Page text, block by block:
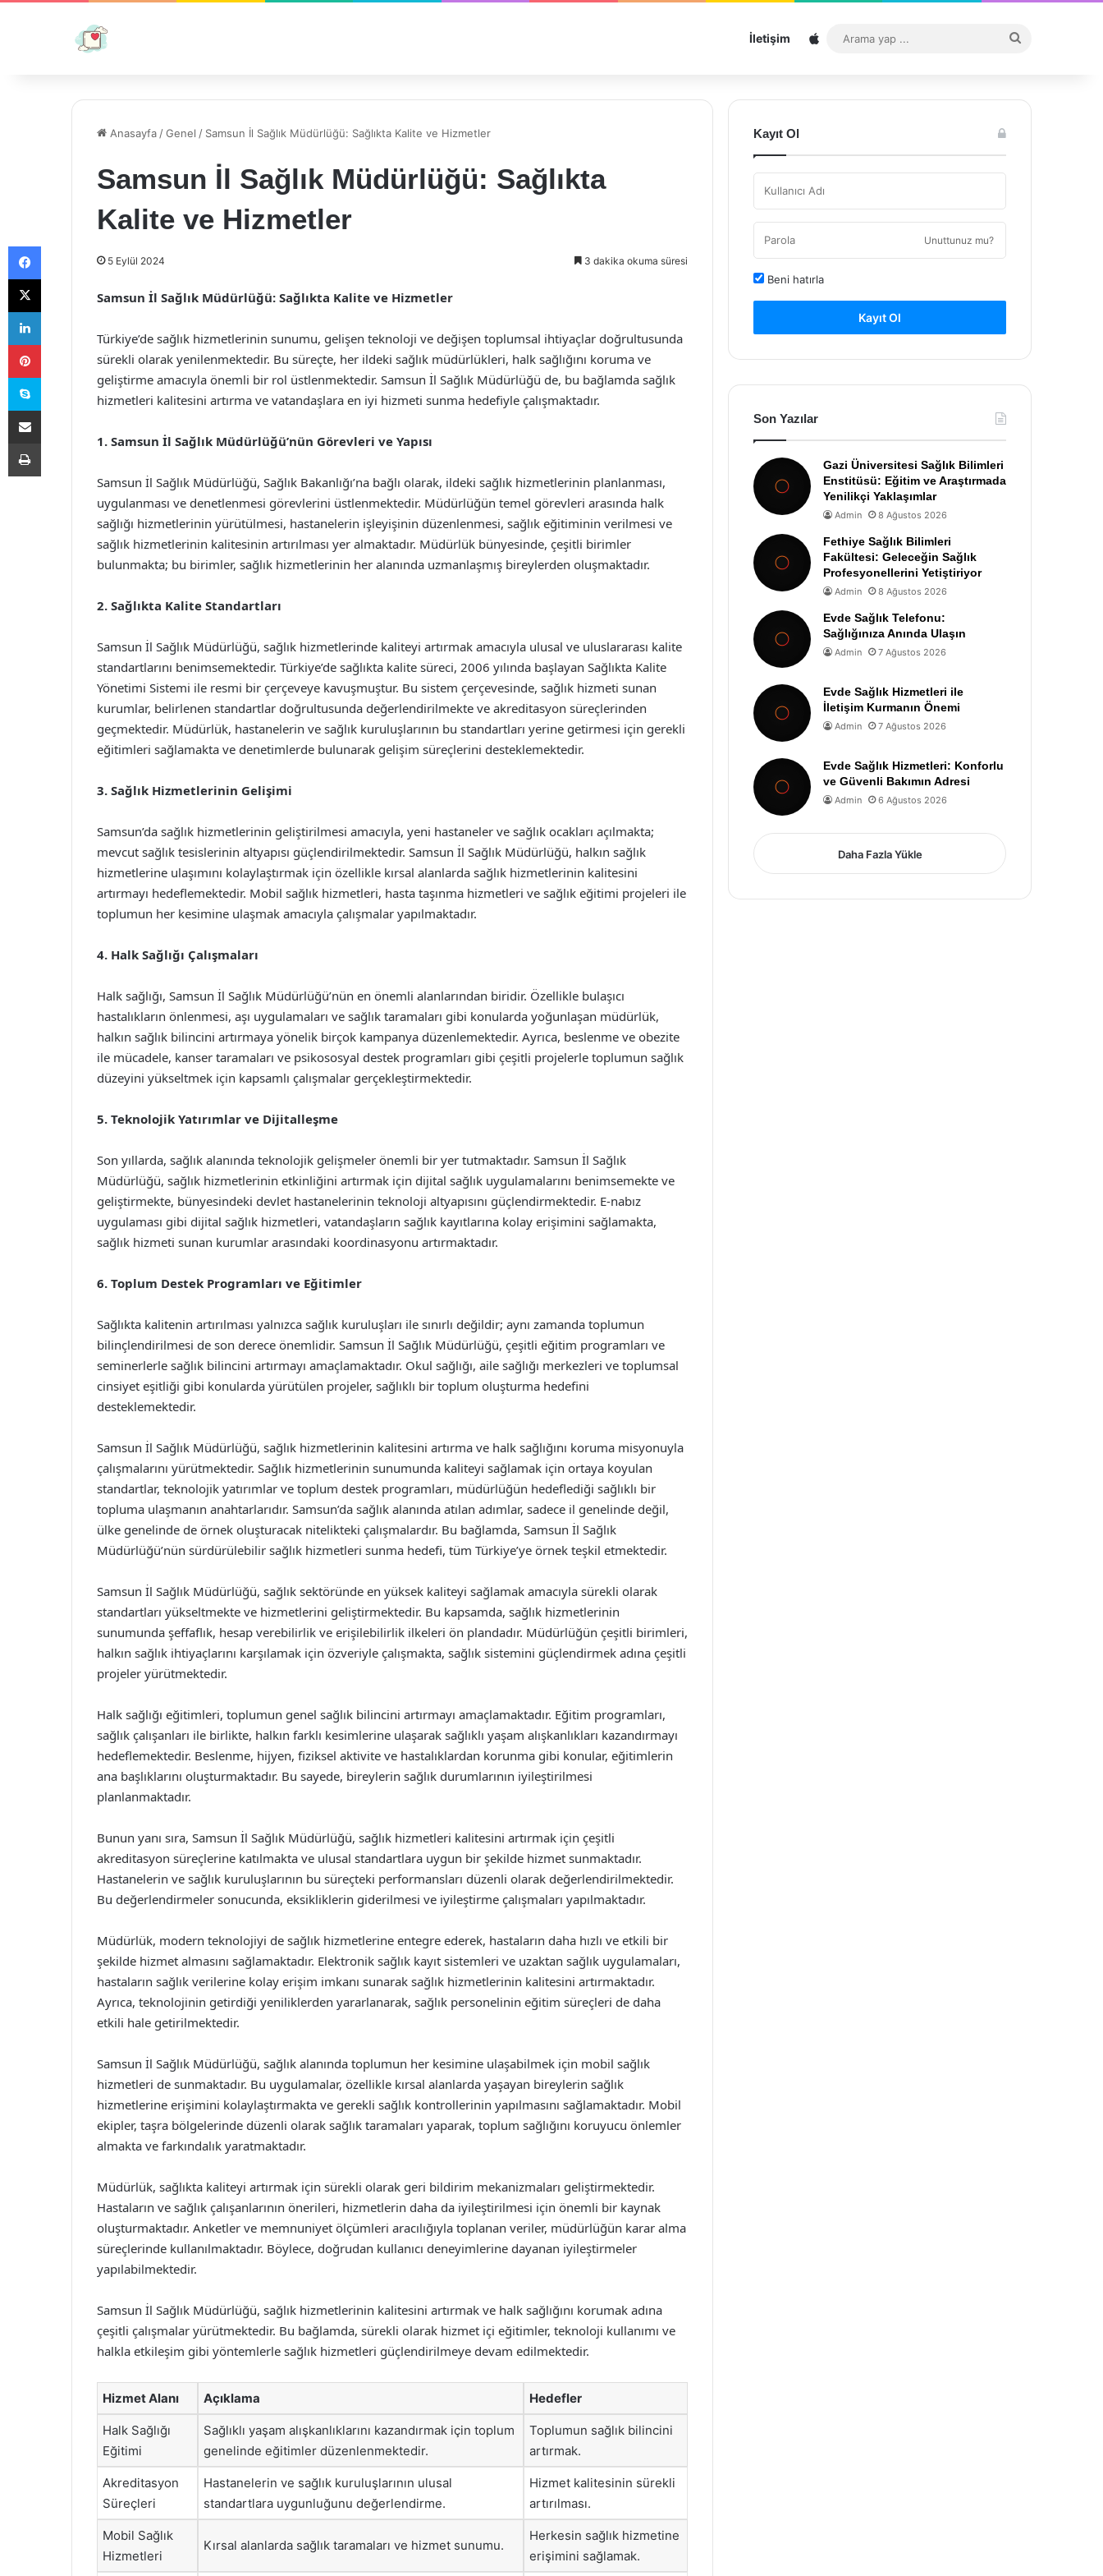
İletişim Sitemap
...
Anasayfa /Genel / Samsun İl Sağlık Müdürlüğü: Sağlıkta Kalite ve Hizmetler
Samsun İl Sağlık Müdürlüğü: Sağlıkta
Kalite ve Hizmetler
5 Eylül 2024 3 dakika okuma süresi
Samsun İl Sağlık Müdürlüğü: Sağlıkta Kalite ve Hizmetler
Türkiye’de sağlık hizmetlerinin sunumu, gelişen teknoloji ve değişen toplumsal ihtiyaçlar doğrultusunda
sürekli olarak yenilenmektedir. Bu süreçte, her ildeki sağlık müdürlükleri, halk sağlığını koruma ve
geliştirme amacıyla önemli bir rol üstlenmektedir. Samsun İl Sağlık Müdürlüğü de, bu bağlamda sağlık
hizmetleri kalitesini artırma ve vatandaşlara en iyi hizmeti sunma hedefiyle çalışmaktadır.
1. Samsun İl Sağlık Müdürlüğü’nün Görevleri ve Yapısı
Samsun İl Sağlık Müdürlüğü, Sağlık Bakanlığı’na bağlı olarak, ildeki sağlık hizmetlerinin planlanması,
uygulanması ve denetlenmesi görevlerini üstlenmektedir. Müdürlüğün temel görevleri arasında halk
sağlığı hizmetlerinin yürütülmesi, hastanelerin işleyişinin düzenlenmesi, sağlık eğitiminin verilmesi ve
sağlık hizmetlerinin kalitesinin artırılması yer almaktadır. Müdürlük bünyesinde, çeşitli birimler
bulunmakta; bu birimler, sağlık hizmetlerinin her alanında uzmanlaşmış bireylerden oluşmaktadır.
2. Sağlıkta Kalite Standartları
Samsun İl Sağlık Müdürlüğü, sağlık hizmetlerinde kaliteyi artırmak amacıyla ulusal ve uluslararası kalite
standartlarını benimsemektedir. Türkiye’de sağlıkta kalite süreci, 2006 yılında başlayan Sağlıkta Kalite
Yönetimi Sistemi ile resmi bir çerçeveye kavuşmuştur. Bu sistem çerçevesinde, sağlık hizmeti sunan
kurumlar, belirlenen standartlar doğrultusunda değerlendirilmekte ve akreditasyon süreçlerinden
geçmektedir. Müdürlük, hastanelerin ve sağlık kuruluşlarının bu standartları yerine getirmesi için gerekli
eğitimleri sağlamakta ve denetimlerde bulunarak gelişim süreçlerini desteklemektedir.
3. Sağlık Hizmetlerinin Gelişimi
Samsun’da sağlık hizmetlerinin geliştirilmesi amacıyla, yeni hastaneler ve sağlık ocakları açılmakta;
mevcut sağlık tesislerinin altyapısı güçlendirilmektedir. Samsun İl Sağlık Müdürlüğü, halkın sağlık
hizmetlerine ulaşımını kolaylaştırmak için özellikle kırsal alanlarda sağlık hizmetlerinin kalitesini
artırmayı hedeflemektedir. Mobil sağlık hizmetleri, hasta taşınma hizmetleri ve sağlık eğitimi projeleri ile
toplumun her kesimine ulaşmak amacıyla çalışmalar yapılmaktadır.
4. Halk Sağlığı Çalışmaları
Halk sağlığı, Samsun İl Sağlık Müdürlüğü’nün en önemli alanlarından biridir. Özellikle bulaşıcı
hastalıkların önlenmesi, aşı uygulamaları ve sağlık taramaları gibi konularda yoğunlaşan müdürlük,
halkın sağlık bilincini artırmaya yönelik birçok kampanya düzenlemektedir. Ayrıca, beslenme ve obezite
ile mücadele, kanser taramaları ve psikososyal destek programları gibi çeşitli projelerle toplumun sağlık
düzeyini yükseltmek için kapsamlı çalışmalar gerçekleştirmektedir.
5. Teknolojik Yatırımlar ve Dijitalleşme
Son yıllarda, sağlık alanında teknolojik gelişmeler önemli bir yer tutmaktadır. Samsun İl Sağlık
Müdürlüğü, sağlık hizmetlerinin etkinliğini artırmak için dijital sağlık uygulamalarını benimsemekte ve
geliştirmekte, bünyesindeki devlet hastanelerinin teknoloji altyapısını güçlendirmektedir. E-nabız
uygulaması gibi dijital sağlık hizmetleri, vatandaşların sağlık kayıtlarına kolay erişimini sağlamakta,
sağlık hizmeti sunan kurumlar arasındaki koordinasyonu artırmaktadır.
6. Toplum Destek Programları ve Eğitimler
Sağlıkta kalitenin artırılması yalnızca sağlık kuruluşları ile sınırlı değildir; aynı zamanda toplumun
bilinçlendirilmesi de son derece önemlidir. Samsun İl Sağlık Müdürlüğü, çeşitli eğitim programları ve
seminerlerle sağlık bilincini artırmayı amaçlamaktadır. Okul sağlığı, aile sağlığı merkezleri ve toplumsal
cinsiyet eşitliği gibi konularda yürütülen projeler, sağlıklı bir toplum oluşturma hedefini
desteklemektedir.
Samsun İl Sağlık Müdürlüğü, sağlık hizmetlerinin kalitesini artırma ve halk sağlığını koruma misyonuyla
çalışmalarını yürütmektedir. Sağlık hizmetlerinin sunumunda kaliteyi sağlamak için ortaya koyulan
standartlar, teknolojik yatırımlar ve toplum destek programları, müdürlüğün hedeflediği sağlıklı bir
topluma ulaşmanın anahtarlarıdır. Samsun’da sağlık alanında atılan adımlar, sadece il genelinde değil,
ülke genelinde de örnek oluşturacak nitelikteki çalışmalardır. Bu bağlamda, Samsun İl Sağlık
Müdürlüğü’nün sürdürülebilir sağlık hizmetleri sunma hedefi, tüm Türkiye’ye örnek teşkil etmektedir.
Samsun İl Sağlık Müdürlüğü, sağlık sektöründe en yüksek kaliteyi sağlamak amacıyla sürekli olarak
standartları yükseltmekte ve hizmetlerini geliştirmektedir. Bu kapsamda, sağlık hizmetlerinin
sunumunda şeffaflık, hesap verebilirlik ve erişilebilirlik ilkeleri ön plandadır. Müdürlüğün çeşitli birimleri,
halkın sağlık ihtiyaçlarını karşılamak için özveriyle çalışmakta, sağlık sistemini güçlendirmek adına çeşitli
projeler yürütmektedir.
Halk sağlığı eğitimleri, toplumun genel sağlık bilincini artırmayı amaçlamaktadır. Eğitim programları,
sağlık çalışanları ile birlikte, halkın farklı kesimlerine ulaşarak sağlıklı yaşam alışkanlıkları kazandırmayı
hedeflemektedir. Beslenme, hijyen, fiziksel aktivite ve hastalıklardan korunma gibi konular, eğitimlerin
ana başlıklarını oluşturmaktadır. Bu sayede, bireylerin sağlık durumlarının iyileştirilmesi
planlanmaktadır.
Bunun yanı sıra, Samsun İl Sağlık Müdürlüğü, sağlık hizmetleri kalitesini artırmak için çeşitli
akreditasyon süreçlerine katılmakta ve ulusal standartlara uygun bir şekilde hizmet sunmaktadır.
Hastanelerin ve sağlık kuruluşlarının bu süreçteki performansları düzenli olarak değerlendirilmektedir.
Bu değerlendirmeler sonucunda, eksikliklerin giderilmesi ve iyileştirme çalışmaları yapılmaktadır.
Müdürlük, modern teknolojiyi de sağlık hizmetlerine entegre ederek, hastaların daha hızlı ve etkili bir
şekilde hizmet almasını sağlamaktadır. Elektronik sağlık kayıt sistemleri ve uzaktan sağlık uygulamaları,
hastaların sağlık verilerine kolay erişim imkanı sunarak sağlık hizmetlerinin kalitesini artırmaktadır.
Ayrıca, teknolojinin getirdiği yeniliklerden yararlanarak, sağlık personelinin eğitim süreçleri de daha
etkili hale getirilmektedir.
Samsun İl Sağlık Müdürlüğü, sağlık alanında toplumun her kesimine ulaşabilmek için mobil sağlık
hizmetleri de sunmaktadır. Bu uygulamalar, özellikle kırsal alanlarda yaşayan bireylerin sağlık
hizmetlerine erişimini kolaylaştırmakta ve gerekli sağlık kontrollerinin yapılmasını sağlamaktadır. Mobil
ekipler, taşra bölgelerinde düzenli olarak sağlık taramaları yaparak, toplum sağlığını koruyucu önlemler
almakta ve farkındalık yaratmaktadır.
Müdürlük, sağlıkta kaliteyi artırmak için sürekli olarak geri bildirim mekanizmaları geliştirmektedir.
Hastaların ve sağlık çalışanlarının önerileri, hizmetlerin daha da iyileştirilmesi için önemli bir kaynak
oluşturmaktadır. Anketler ve memnuniyet ölçümleri aracılığıyla toplanan veriler, müdürlüğün karar alma
süreçlerinde kullanılmaktadır. Böylece, doğrudan kullanıcı deneyimlerine dayanan iyileştirmeler
yapılabilmektedir.
Samsun İl Sağlık Müdürlüğü, sağlık hizmetlerinin kalitesini artırmak ve halk sağlığını korumak adına
çeşitli çalışmalar yürütmektedir. Bu bağlamda, sürekli olarak hizmet içi eğitimler, teknoloji kullanımı ve
halkla etkileşim gibi yöntemlerle sağlık hizmetleri güçlendirilmeye devam edilmektedir.
Hizmet Alanı Açıklama Hedefler
Halk Sağlığı
Eğitimi
Sağlıklı yaşam alışkanlıklarını kazandırmak için toplum
genelinde eğitimler düzenlenmektedir.
Toplumun sağlık bilincini
artırmak.
Akreditasyon
Süreçleri
Hastanelerin ve sağlık kuruluşlarının ulusal
standartlara uygunluğunu değerlendirme.
Hizmet kalitesinin sürekli
artırılması.
Mobil Sağlık
Hizmetleri
Kırsal alanlarda sağlık taramaları ve hizmet sunumu.
Herkesin sağlık hizmetine
erişimini sağlamak.
Kayıt Ol
Unuttunuz mu?
Beni hatırla
Kayıt Ol
Son Yazılar
Gazi Üniversitesi Sağlık Bilimleri
Enstitüsü: Eğitim ve Araştırmada
Yenilikçi Yaklaşımlar
Admin 8 Ağustos 2026
Fethiye Sağlık Bilimleri
Fakültesi: Geleceğin Sağlık
Profesyonellerini Yetiştiriyor
Admin 8 Ağustos 2026
Evde Sağlık Telefonu:
Sağlığınıza Anında Ulaşın
Admin 7 Ağustos 2026
Evde Sağlık Hizmetleri ile
İletişim Kurmanın Önemi
Admin 7 Ağustos 2026
Evde Sağlık Hizmetleri: Konforlu
ve Güvenli Bakımın Adresi
Admin 6 Ağustos 2026
Daha Fazla Yükle
Facebook
X
LinkedIn
Pinterest
Skype
E-Posta ile paylaş